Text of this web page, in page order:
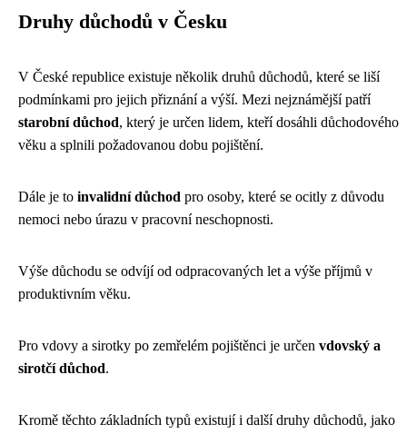
Druhy důchodů v Česku
V České republice existuje několik druhů důchodů, které se liší
podmínkami pro jejich přiznání a výší. Mezi nejznámější patří
starobní důchod, který je určen lidem, kteří dosáhli důchodového
věku a splnili požadovanou dobu pojištění.
Dále je to invalidní důchod pro osoby, které se ocitly z důvodu
nemoci nebo úrazu v pracovní neschopnosti.
Výše důchodu se odvíjí od odpracovaných let a výše příjmů v
produktivním věku.
Pro vdovy a sirotky po zemřelém pojištěnci je určen vdovský a
sirotčí důchod.
Kromě těchto základních typů existují i další druhy důchodů, jako